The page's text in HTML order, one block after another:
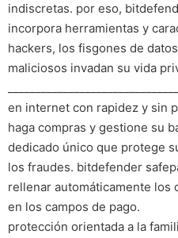
indiscretas. por eso,
incorpora herramientas y
hackers, los fisgones de
maliciosos invadan su vida
en internet con rapidez y sin
haga compras y gestione su
dedicado único que protege
los fraudes. bitdefender
rellenar automáticamente los
en los campos de pago.
protección orientada a la